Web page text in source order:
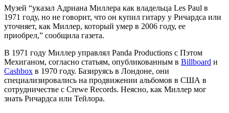
Музей “указал Адриана Миллера как владельца Les Paul в
1971 году, но не говорит, что он купил гитару у Ричардса или
уточняет, как Миллер, который умер в 2006 году, ее
приобрел,” сообщила газета.
В 1971 году Миллер управлял Panda Productions с Пэтом
Мехиганом, согласно статьям, опубликованным в Billboard и
Cashbox в 1970 году. Базируясь в Лондоне, они
специализировались на продвижении альбомов в США в
сотрудничестве с Crewe Records. Неясно, как Миллер мог
знать Ричардса или Тейлора.